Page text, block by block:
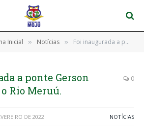
Inicial » Notícias » Foi inaugurada a ponte Gerson Peres, sobre o Rio Meruú.
a ponte Gerson
Rio Meruú.
0
DE 2022 NOTÍCIAS